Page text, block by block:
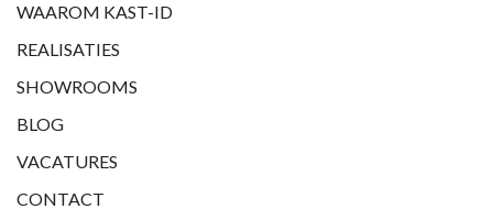
WAAROM KAST-ID
REALISATIES
SHOWROOMS
BLOG
VACATURES
CONTACT